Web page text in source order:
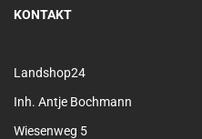
KONTAKT
Landshop24
Inh. Antje Bochmann
Wiesenweg 5